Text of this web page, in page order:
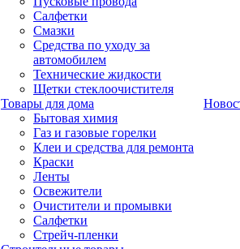
Салфетки
Смазки
Средства по уходу за
автомобилем
Технические жидкости
Щетки стеклоочистителя
Товары для дома
Бытовая химия
Газ и газовые горелки
Клеи и средства для ремонта
Краски
Ленты
Освежители
Очистители и промывки
Салфетки
Стрейч-пленки